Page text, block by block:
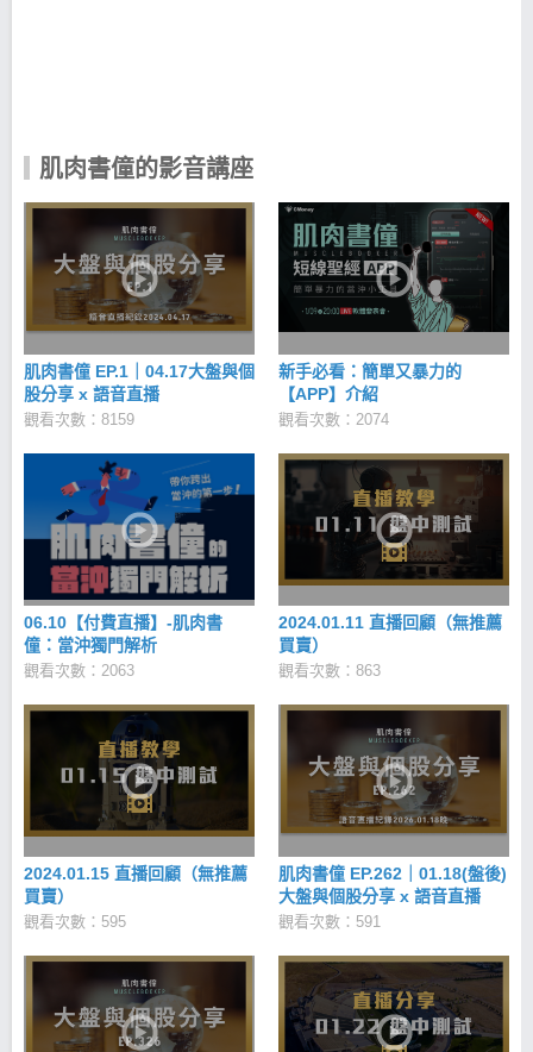
肌肉書僮的影音講座
肌肉書僮 EP.1｜04.17大盤與個
股分享 x 語音直播
觀看次數：8159
新手必看：簡單又暴力的
【APP】介紹
觀看次數：2074
06.10【付費直播】-肌肉書
僮：當沖獨門解析
觀看次數：2063
2024.01.11 直播回顧（無推薦
買賣）
觀看次數：863
2024.01.15 直播回顧（無推薦
買賣）
觀看次數：595
肌肉書僮 EP.262｜01.18(盤後)
大盤與個股分享 x 語音直播
觀看次數：591